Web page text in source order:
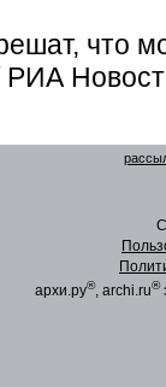
что
РИА
архи.ру®, archi.ru®